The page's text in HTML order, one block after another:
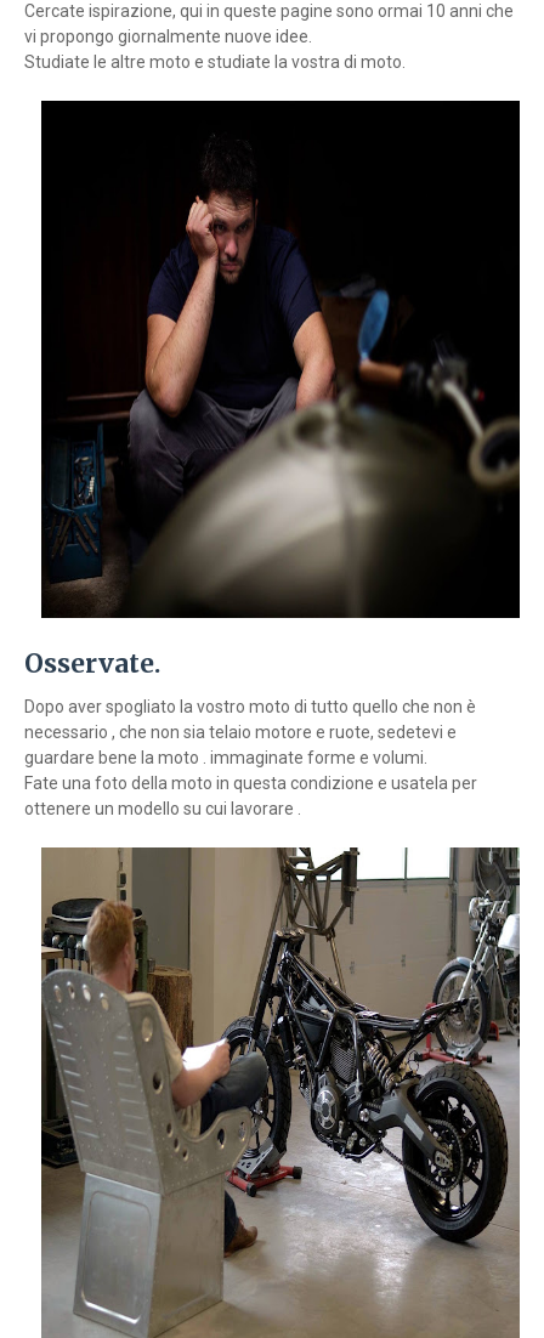
Cercate ispirazione, qui in queste pagine sono ormai 10 anni che
vi propongo giornalmente nuove idee.
Studiate le altre moto e studiate la vostra di moto.
Osservate.
Dopo aver spogliato la vostro moto di tutto quello che non è
necessario , che non sia telaio motore e ruote, sedetevi e
guardare bene la moto . immaginate forme e volumi.
Fate una foto della moto in questa condizione e usatela per
ottenere un modello su cui lavorare .